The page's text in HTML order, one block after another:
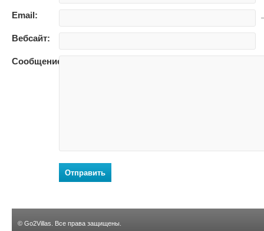
Email:
Вебсайт:
Сообщение:
Отправить
© Go2Villas . Все права защищены.